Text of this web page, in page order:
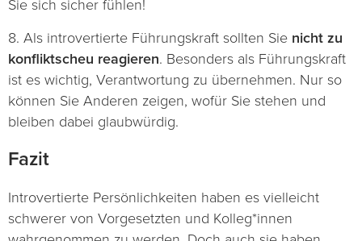
Sie sich sicher fühlen!
8. Als introvertierte Führungskraft sollten Sie nicht zu
konfliktscheu reagieren. Besonders als Führungskraft
ist es wichtig, Verantwortung zu übernehmen. Nur so
können Sie Anderen zeigen, wofür Sie stehen und
bleiben dabei glaubwürdig.
Fazit
Introvertierte Persönlichkeiten haben es vielleicht
schwerer von Vorgesetzten und Kolleg*innen